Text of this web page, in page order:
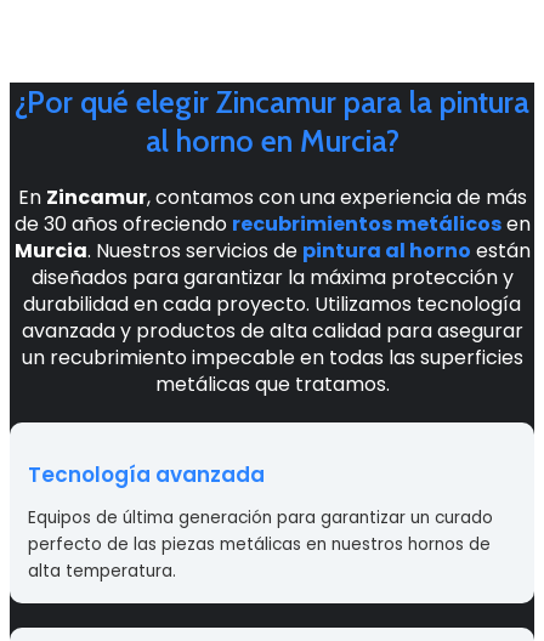
¿Por qué elegir Zincamur para la pintura
al horno en Murcia?
En Zincamur, contamos con una experiencia de más
de 30 años ofreciendo recubrimientos metálicosen
Murcia. Nuestros servicios de pintura al horno están
diseñados para garantizar la máxima protección y
durabilidad en cada proyecto. Utilizamos tecnología
avanzada y productos de alta calidad para asegurar
un recubrimiento impecable en todas las superficies
metálicas que tratamos.
Tecnología avanzada
Equipos de última generación para garantizar un curado
perfecto de las piezas metálicas en nuestros hornos de
alta temperatura.